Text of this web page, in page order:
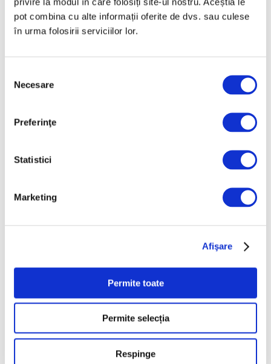
pot combina cu alte informații oferite de dvs. sau culese
în urma folosirii serviciilor lor.
consimțământului
Necesare
Preferinţe
Statistici
Marketing
Afişare
Permite toate
Permite selecția
Respinge
Peisaje de Marie
Bracquemond și de
Categorii
Artǎ
Societate
Arhivă
Iulie 2026